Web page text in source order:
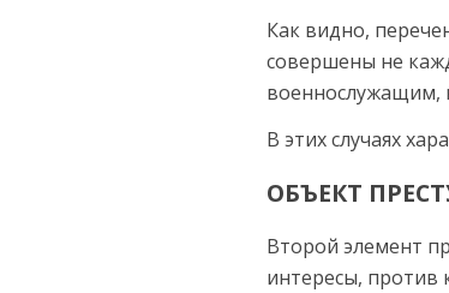
Как видно,
совершены не
военнослужащим,
В этих случаях
ОБЪЕКТ
Второй элемент
инте­ресы, против